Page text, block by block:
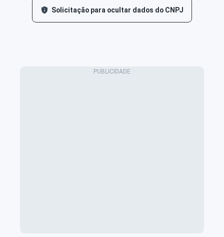
Solicitação para ocultar dados do CNPJ